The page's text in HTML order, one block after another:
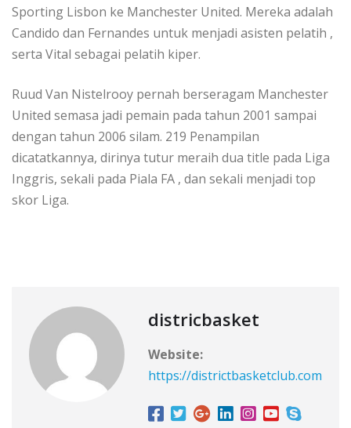
Sporting Lisbon ke Manchester United. Mereka adalah
Candido dan Fernandes untuk menjadi asisten pelatih ,
serta Vital sebagai pelatih kiper.
Ruud Van Nistelrooy pernah berseragam Manchester
United semasa jadi pemain pada tahun 2001 sampai
dengan tahun 2006 silam. 219 Penampilan
dicatatkannya, dirinya tutur meraih dua title pada Liga
Inggris, sekali pada Piala FA , dan sekali menjadi top
skor Liga.
districbasket
Website:
https://districtbasketclub.com